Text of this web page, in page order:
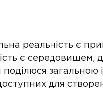
реальність є
є середовищем,
поділюся
для